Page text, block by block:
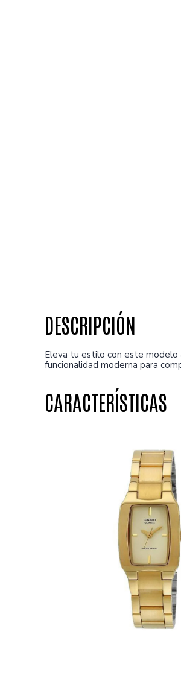
Eleva tu estilo con este modelo
funcionalidad moderna para